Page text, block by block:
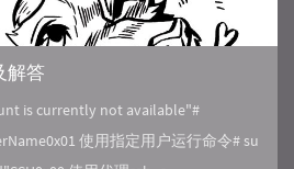
解答
is currently not available"#
使用指定用户运行命令# su